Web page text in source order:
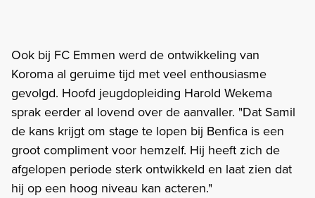
Ook bij FC Emmen werd de ontwikkeling van
Koroma al geruime tijd met veel enthousiasme
gevolgd. Hoofd jeugdopleiding Harold Wekema
sprak eerder al lovend over de aanvaller. "Dat Samil
de kans krijgt om stage te lopen bij Benfica is een
groot compliment voor hemzelf. Hij heeft zich de
afgelopen periode sterk ontwikkeld en laat zien dat
hij op een hoog niveau kan acteren."